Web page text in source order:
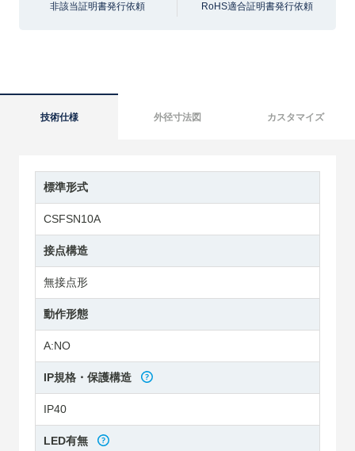
非該当証明書発行依頼 RoHS適合証明書発行依頼
技術仕様 外径寸法図 カスタマイズ
標準形式
CSFSN10A
接点構造
無接点形
動作形態
A:NO
IP規格・保護構造
IP40
LED有無